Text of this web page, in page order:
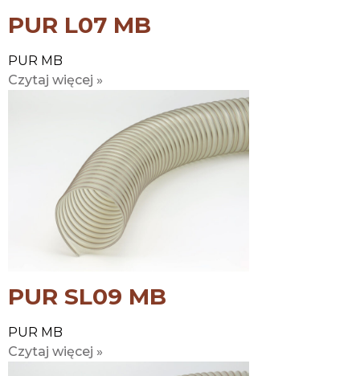
PUR L07 MB
PUR MB
Czytaj więcej »
PUR SL09 MB
PUR MB
Czytaj więcej »